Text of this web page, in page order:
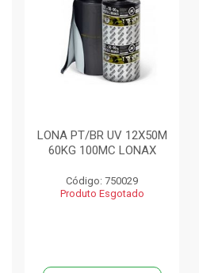
LONA PT/BR UV 12X50M
60KG 100MC LONAX
Código: 750029
Produto Esgotado